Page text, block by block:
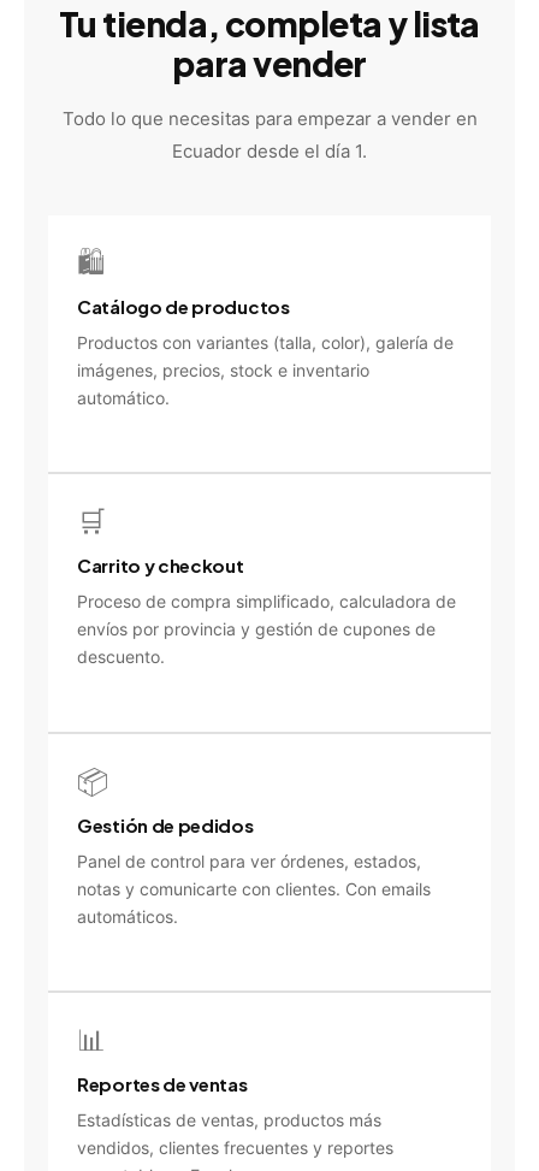
Tu tienda, completa y lista
para vender
Todo lo que necesitas para empezar a vender en
Ecuador desde el día 1.
🛍️
Catálogo de productos
Productos con variantes (talla, color), galería de
imágenes, precios, stock e inventario
automático.
🛒
Carrito y checkout
Proceso de compra simplificado, calculadora de
envíos por provincia y gestión de cupones de
descuento.
📦
Gestión de pedidos
Panel de control para ver órdenes, estados,
notas y comunicarte con clientes. Con emails
automáticos.
📊
Reportes de ventas
Estadísticas de ventas, productos más
vendidos, clientes frecuentes y reportes